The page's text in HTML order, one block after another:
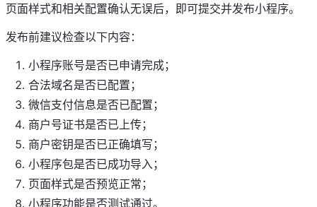
页面样式和相关配置确认无误后，即可提交并发布小程序。
发布前建议检查以下内容：
小程序账号是否已申请完成；
合法域名是否已配置；
微信支付信息是否已配置；
商户号证书是否已上传；
商户密钥是否已正确填写；
小程序包是否已成功导入；
页面样式是否预览正常；
小程序功能是否测试通过。